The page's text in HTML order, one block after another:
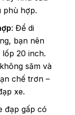
phù hợp.
: Để di
bạn nên
20 inch.
săm và
chế trơn –
xe.
đạp gấp có